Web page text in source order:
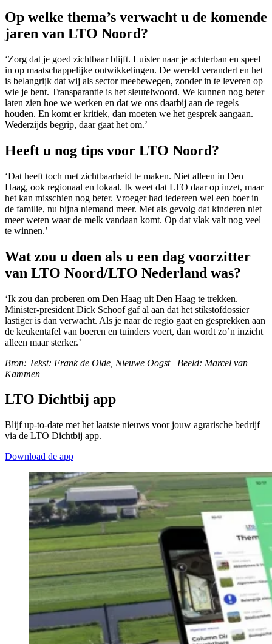
Op welke thema’s verwacht u de komende
jaren van LTO Noord?
‘Zorg dat je goed zichtbaar blijft. Luister naar je achterban en speel
in op maatschappelijke ontwikkelingen. De wereld verandert en het
is belangrijk dat wij als sector meebewegen, zonder in te leveren op
wie je bent. Transparantie is het sleutelwoord. We kunnen nog beter
laten zien hoe we werken en dat we ons daarbij aan de regels
houden. En komt er kritiek, dan moeten we het gesprek aangaan.
Wederzijds begrip, daar gaat het om.’
Heeft u nog tips voor LTO Noord?
‘Dat heeft toch met zichtbaarheid te maken. Niet alleen in Den
Haag, ook regionaal en lokaal. Ik weet dat LTO daar op inzet, maar
het kan misschien nog beter. Vroeger had iedereen wel een boer in
de familie, nu bijna niemand meer. Met als gevolg dat kinderen niet
meer weten waar de melk vandaan komt. Op dat vlak valt nog veel
te winnen.’
Wat zou u doen als u een dag voorzitter
van LTO Noord/LTO Nederland was?
‘Ik zou dan proberen om Den Haag uit Den Haag te trekken.
Minister-president Dick Schoof gaf al aan dat het stikstofdossier
lastiger is dan verwacht. Als je naar de regio gaat en gesprekken aan
de keukentafel van boeren en tuinders voert, dan wordt zo’n inzicht
alleen maar sterker.’
Bron: Tekst: Frank de Olde, Nieuwe Oogst | Beeld: Marcel van
Kammen
LTO Dichtbij app
Blijf up-to-date met het laatste nieuws voor jouw agrarische bedrijf
via de LTO Dichtbij app.
Download de app